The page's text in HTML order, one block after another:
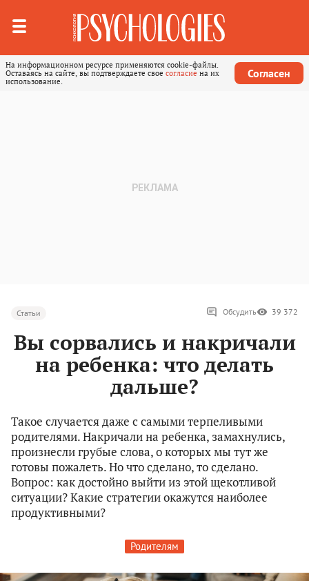
На информационном ресурсе применяются cookie-файлы.
Оставаясь на сайте, вы подтверждаете свое согласие на их
использование.
Согласен
Статьи Обсудить 39 372
Вы сорвались и накричали
на ребенка: что делать
дальше?
Такое случается даже с самыми терпеливыми
родителями. Накричали на ребенка, замахнулись,
произнесли грубые слова, о которых мы тут же
готовы пожалеть. Но что сделано, то сделано.
Вопрос: как достойно выйти из этой щекотливой
ситуации? Какие стратегии окажутся наиболее
продуктивными?
Родителям